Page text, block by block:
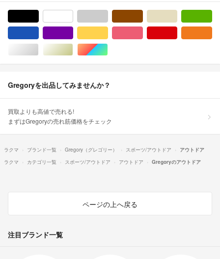
シルバー/銀色系ゴールド/金色系マルチカラー
Gregoryを出品してみませんか？
買取よりも高値で売れる!
まずはGregoryの売れ筋価格をチェック
ラクマ ブランド一覧 Gregory（グレゴリー） スポーツ/アウトドア
アウトドア
ラクマ
カテゴリ一覧 スポーツ/アウトドア アウトドア Gregoryのアウトドア
ページの上へ戻る
注目ブランド一覧